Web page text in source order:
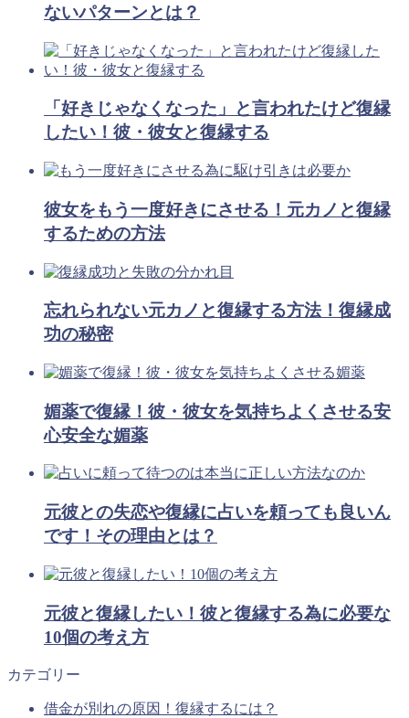
ないパターンとは？
「好きじゃなくなった」と言われたけど復縁
したい！彼・彼女と復縁する
彼女をもう一度好きにさせる！元カノと復縁
するための方法
忘れられない元カノと復縁する方法！復縁成
功の秘密
媚薬で復縁！彼・彼女を気持ちよくさせる安
心安全な媚薬
元彼との失恋や復縁に占いを頼っても良いん
です！その理由とは？
元彼と復縁したい！彼と復縁する為に必要な
10個の考え方
カテゴリー
借金が別れの原因！復縁するには？